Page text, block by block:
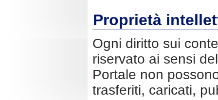
Proprietà
Ogni diritto sui
riservato ai sensi
Portale non
trasferiti, caricati,